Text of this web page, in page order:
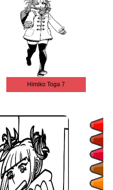
Himiko Toga 7